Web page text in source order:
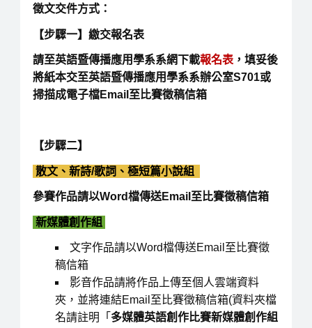
徵文交件方式：
【步驟一】繳交報名表
請至英語暨傳播應用學系系網下載報名表，填妥後
將紙本交至英語暨傳播應用學系系辦公室S701或
掃描成電子檔Email至比賽徵稿信箱
【步驟二】
散文、新詩/歌詞、極短篇小說組
參賽作品請以Word檔傳送Email至比賽徵稿信箱
新媒體創作組
文字作品請以Word檔傳送Email至比賽徵
稿信箱
影音作品請將作品上傳至個人雲端資料
夾，並將連結Email至比賽徵稿信箱(資料夾檔
名請註明「 多媒體英語創作比賽新媒體創作組